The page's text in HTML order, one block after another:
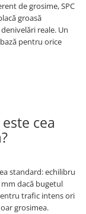
de grosime, SPC
groasă
reale. Un
pentru orice
cea
standard: echilibru
dacă bugetul
trafic intens ori
grosimea.